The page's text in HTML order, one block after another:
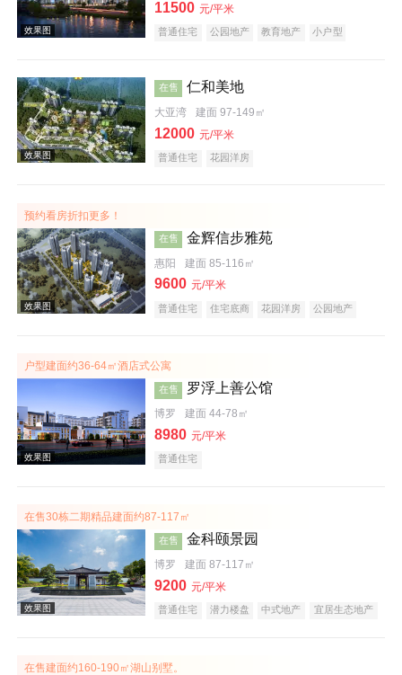
效果图
效果图
11500 元/平米
普通住宅 公园地产 教育地产 小户型
效果图
在售 仁和美地
大亚湾 建面 97-149㎡
12000 元/平米
普通住宅 花园洋房
预约看房折扣更多！
在售 金辉信步雅苑
惠阳 建面 85-116㎡
9600 元/平米
普通住宅 住宅底商 花园洋房
公园地产
户型建面约36-64㎡酒店式公寓
在售 罗浮上善公馆
博罗 建面 44-78㎡
8980 元/平米
普通住宅
在售30栋二期精品建面约87-117㎡
在售 金科颐景园
博罗 建面 87-117㎡
9200 元/平米
普通住宅 潜力楼盘 中式地产
宜居生态地产
在售建面约160-190㎡湖山别墅。